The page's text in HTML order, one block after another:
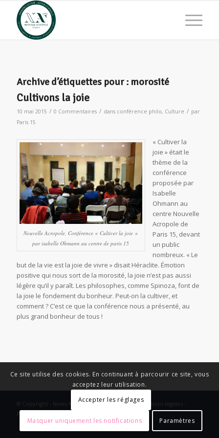
Archive d’étiquettes pour : morosité
Cultivons la joie
10 mai 2015 / 0 Commentaires / dans conférence philo, Culture / par
Paris 15
Nouvelle Acropole, Conférence « Cultiver la joie »
par isabelle Ohmann au centre de paris 15
« Cultiver la
joie » était le
thème de la
conférence
proposée par
Isabelle
Ohmann au
centre Nouvelle
Acropole de
Paris 15, devant
un public
nombreux. « Le
but de la vie est la joie de vivre » disait Héraclite. Émotion
positive qui nous sort de la morosité, la joie n’est pas aussi
légère qu’il y paraît. Les philosophes, comme Spinoza, font de
la joie le fondement du bonheur. Peut-on la cultiver, et
comment ? C’est ce que la conférence nous a présenté, au
plus grand bonheur de tous !
© Copyright - News Nouvelle Acropole - 2023 - Mentions légales -
Politique de confidentialité
Ce site utilise des cookies. En continuant à parcourir ce site, vous
acceptez leur utilisation.
Accepter les réglages
Masquer uniquement les notifications Paramètres